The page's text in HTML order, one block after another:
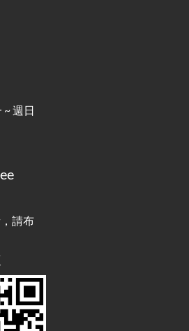
後不是OpenAI的API服
API-Compatible Services, But Not
氈避免機車鑰匙脫落吧
Your Motorcycle Key From Falling
Ad Blocker
週日
請布